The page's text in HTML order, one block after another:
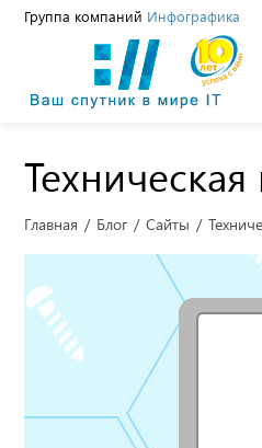
Группа компаний Инфографика
Инфографика
Главная Блог Сайты